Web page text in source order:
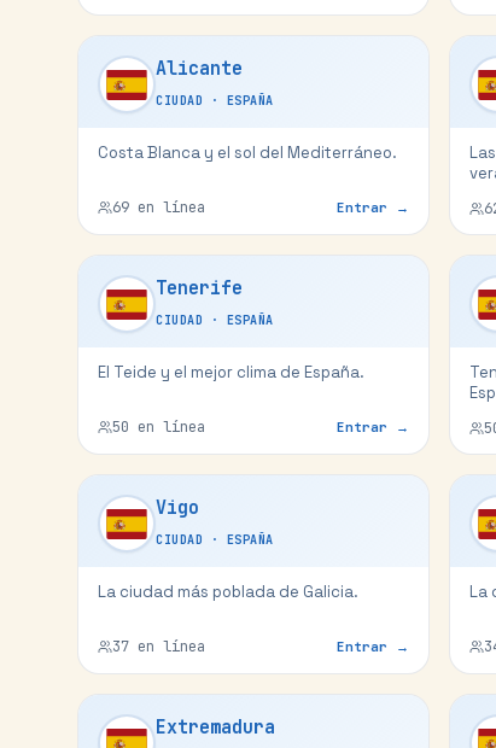
Alicante
CIUDAD · ESPAÑA
Costa Blanca y el sol del Mediterráneo.
69 en línea Entrar →
Tenerife
CIUDAD · ESPAÑA
El Teide y el mejor clima de España.
50 en línea Entrar →
Vigo
CIUDAD · ESPAÑA
La ciudad más poblada de Galicia.
37 en línea Entrar →
La
Extremadura